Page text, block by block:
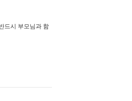
드시 부모님과 함